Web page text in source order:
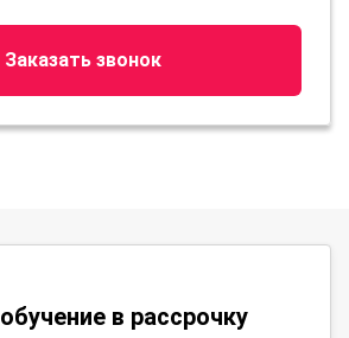
Заказать звонок
в рассрочку